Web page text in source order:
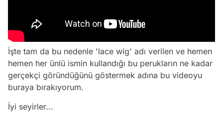
İşte tam da bu nedenle 'lace wig' adı verilen ve hemen
hemen her ünlü ismin kullandığı bu perukların ne kadar
gerçekçi göründüğünü göstermek adına bu videoyu
buraya bırakıyorum.
İyi seyirler...